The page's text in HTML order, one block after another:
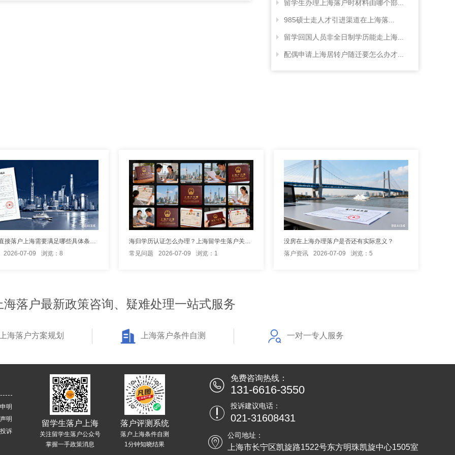
留学生办理上海落户时材料由哪个部...
985硕士走人才引进渠道在上海落...
留学回国人员非全日制学历能走上海...
配偶申请上海居转户随迁要怎么办才...
2026-07-09
浏览：8
常见问题
2026-07-09 浏览：1
没房在上海办理落户是否还有实际意义？
落户资讯
2026-07-09 浏览：5
海落户最新政策咨询、疑难处理一站式服务
海落户方案规划 上海落户条件自测 一对一专人服务
明
明
诉
留学生落户上海
关注留学生落户公众号
掌握一手政策消息
落户评测系统
落户上海条件自测
1分钟知晓结果
免费咨询热线：
131-6616-3550
投诉建议电话：
021-31608431
公司地址：
上海市长宁区凯旋路1522号东方明珠凯旋中心1505室